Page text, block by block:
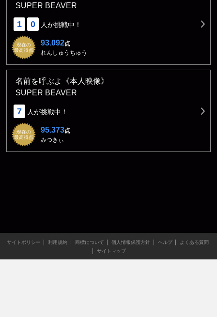
SUPER BEAVER
1 0 人が挑戦中！
現在の
最高得点
93.092点
れんしゅうちゅう
名前を呼ぶよ《本人映像》
SUPER BEAVER
7 人が挑戦中！
現在の
最高得点
95.373点
みつきぃ
サイトポリシー 利用規約 商標について 個人情報保護方針 ヘルプ
よくある質問
サイトマップ